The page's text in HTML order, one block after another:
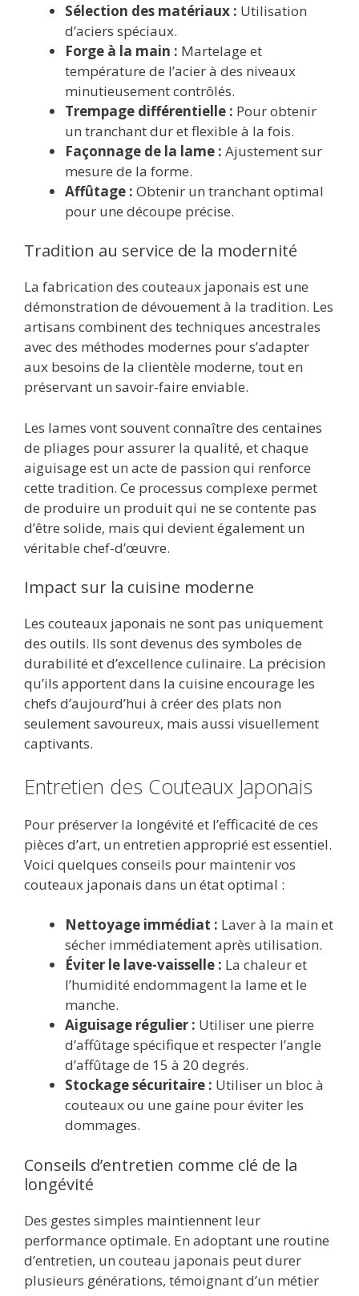
Sélection des matériaux : Utilisation
d’aciers spéciaux.
Forge à la main : Martelage et
température de l’acier à des niveaux
minutieusement contrôlés.
Trempage différentielle : Pour obtenir
un tranchant dur et flexible à la fois.
Façonnage de la lame : Ajustement sur
mesure de la forme.
Affûtage : Obtenir un tranchant optimal
pour une découpe précise.
Tradition au service de la modernité
La fabrication des couteaux japonais est une
démonstration de dévouement à la tradition. Les
artisans combinent des techniques ancestrales
avec des méthodes modernes pour s’adapter
aux besoins de la clientèle moderne, tout en
préservant un savoir-faire enviable.
Les lames vont souvent connaître des centaines
de pliages pour assurer la qualité, et chaque
aiguisage est un acte de passion qui renforce
cette tradition. Ce processus complexe permet
de produire un produit qui ne se contente pas
d’être solide, mais qui devient également un
véritable chef-d’œuvre.
Impact sur la cuisine moderne
Les couteaux japonais ne sont pas uniquement
des outils. Ils sont devenus des symboles de
durabilité et d’excellence culinaire. La précision
qu’ils apportent dans la cuisine encourage les
chefs d’aujourd’hui à créer des plats non
seulement savoureux, mais aussi visuellement
captivants.
Entretien des Couteaux Japonais
Pour préserver la longévité et l’efficacité de ces
pièces d’art, un entretien approprié est essentiel.
Voici quelques conseils pour maintenir vos
couteaux japonais dans un état optimal :
Nettoyage immédiat : Laver à la main et
sécher immédiatement après utilisation.
Éviter le lave-vaisselle : La chaleur et
l’humidité endommagent la lame et le
manche.
Aiguisage régulier : Utiliser une pierre
d’affûtage spécifique et respecter l’angle
d’affûtage de 15 à 20 degrés.
Stockage sécuritaire : Utiliser un bloc à
couteaux ou une gaine pour éviter les
dommages.
Conseils d’entretien comme clé de la
longévité
Des gestes simples maintiennent leur
performance optimale. En adoptant une routine
d’entretien, un couteau japonais peut durer
plusieurs générations, témoignant d’un métier